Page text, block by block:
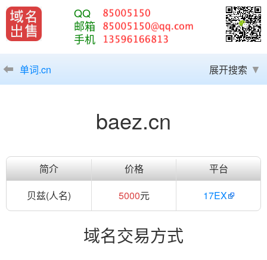
QQ
邮箱
手机
单词.cn 展开搜索
baez.cn
简介 价格
平台
贝兹(人名)
5000元 17EX
域名交易方式